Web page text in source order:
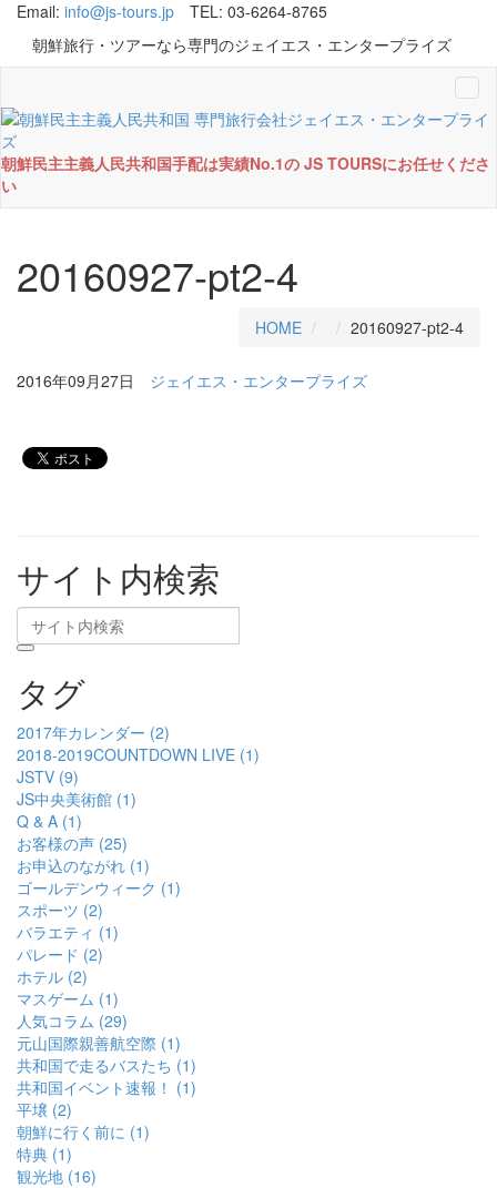
Email: info@js-tours.jp
TEL: 03-6264-8765
朝鮮旅行・ツアーなら専門のジェイエス・エンタープライズ
朝鮮民主主義人民共和国手配は実績No.1の JS TOURSにお任せくださ
い
20160927-pt2-4
HOME 20160927-pt2-4
2016年09月27日 ジェイエス・エンタープライズ
サイト内検索
タグ
2017年カレンダー (2)
2018-2019COUNTDOWN LIVE (1)
JSTV (9)
JS中央美術館 (1)
Q & A (1)
お客様の声 (25)
お申込のながれ (1)
ゴールデンウィーク (1)
スポーツ (2)
バラエティ (1)
パレード (2)
ホテル (2)
マスゲーム (1)
人気コラム (29)
元山国際親善航空際 (1)
共和国で走るバスたち (1)
共和国イベント速報！ (1)
平壌 (2)
朝鮮に行く前に (1)
特典 (1)
観光地 (16)